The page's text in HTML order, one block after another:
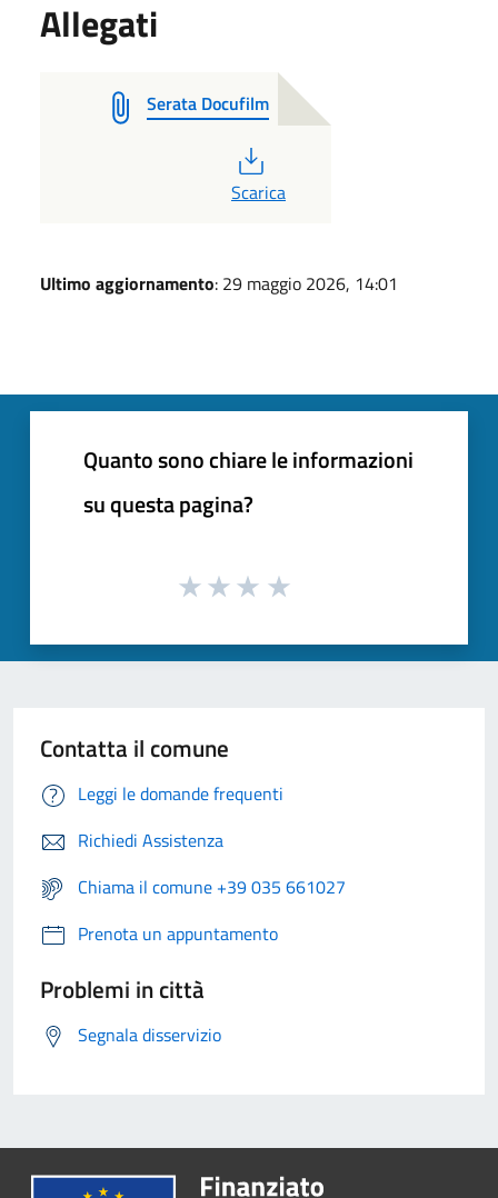
Allegati
Serata Docufilm
PDF
Scarica
Ultimo aggiornamento: 29 maggio 2026, 14:01
Quanto sono chiare le informazioni
su questa pagina?
Contatta il comune
Leggi le domande frequenti
Richiedi Assistenza
Chiama il comune +39 035 661027
Prenota un appuntamento
Problemi in città
Segnala disservizio